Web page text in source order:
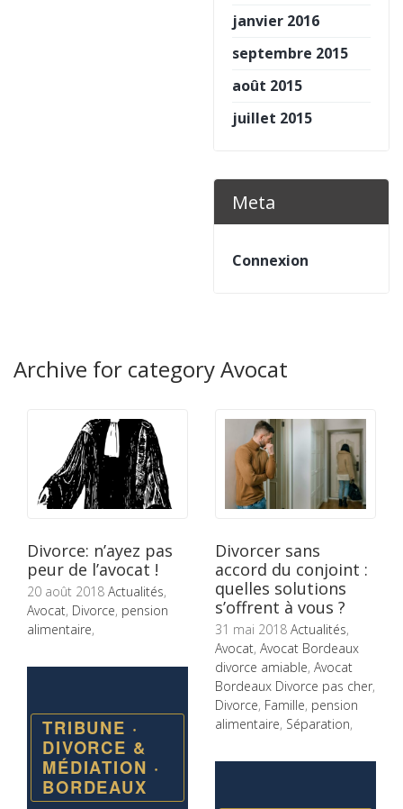
janvier 2016
septembre 2015
août 2015
juillet 2015
Meta
Connexion
Archive for category Avocat
Divorce: n’ayez pas
peur de l’avocat !
20 août 2018 Actualités,
Avocat, Divorce, pension
alimentaire,
TRIBUNE ·
DIVORCE &
MÉDIATION ·
BORDEAUX
Divorcer sans
accord du conjoint :
quelles solutions
s’offrent à vous ?
31 mai 2018 Actualités,
Avocat, Avocat Bordeaux
divorce amiable, Avocat
Bordeaux Divorce pas cher,
Divorce, Famille, pension
alimentaire, Séparation,